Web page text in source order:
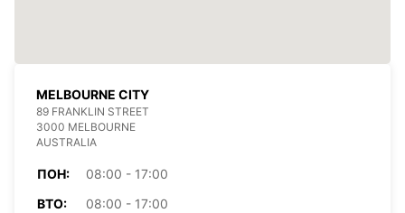
MELBOURNE CITY
89 FRANKLIN STREET
3000 MELBOURNE
AUSTRALIA
ПОН:
08:00 - 17:00
ВТО:
08:00 - 17:00